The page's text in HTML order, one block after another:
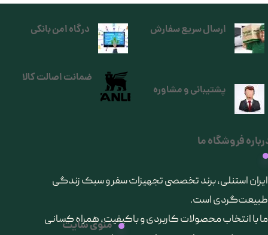
ارسال سریع سفارش
فروشگاه ما
​ایران استنلی، برند تخصصی تجهیزات سفر و سبک زندگی
طبیعت‌گردی است.
ما با انتخاب محصولات کاربردی و باکیفیت، همراه کسانی
منوی سایت
درگاه امن بانکی
پشتیبانی و مشاوره
ضمانت اصالت کالا